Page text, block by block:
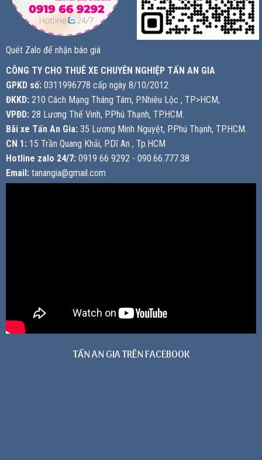
Quét Zalo để nhận báo giá
CÔNG TY CHO THUÊ XE CHUYÊN NGHIỆP TẤN AN GIA
GPKD số: 0311996778 cấp ngày 8/10/2012.
ĐKKD: 210 Cách Mạng Tháng Tám, P.Nhiêu Lộc , TP>HCM,
VPĐD: 28 Lương Thế Vinh, P.Phú Thạnh, TP.HCM.
Bãi xe Tấn An Gia: 35 Lương Minh Nguyệt, P.Phú Thạnh, TP.HCM.
CN 1: 15 Trần Quang Khải, P.Dĩ An , Tp.HCM
Hotline zalo 24/7: 0919 66 9292 - 090.66.777.38
Email: tanangia@gmail.com
TẤN AN GIA TRÊN FACEBOOK